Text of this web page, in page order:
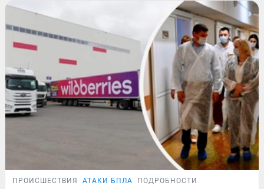
ПРОИСШЕСТВИЯ АТАКИ БПЛА ПОДРОБНОСТИ